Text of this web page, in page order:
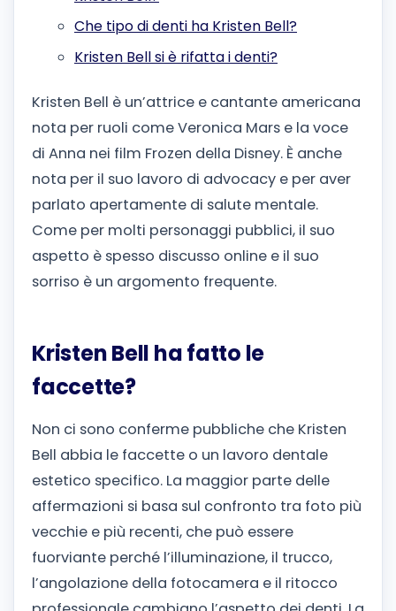
Che tipo di denti ha Kristen Bell?
Kristen Bell si è rifatta i denti?
Kristen Bell è un’attrice e cantante americana
nota per ruoli come Veronica Mars e la voce
di Anna nei film Frozen della Disney. È anche
nota per il suo lavoro di advocacy e per aver
parlato apertamente di salute mentale.
Come per molti personaggi pubblici, il suo
aspetto è spesso discusso online e il suo
sorriso è un argomento frequente.
Kristen Bell ha fatto le
faccette?
Non ci sono conferme pubbliche che Kristen
Bell abbia le faccette o un lavoro dentale
estetico specifico. La maggior parte delle
affermazioni si basa sul confronto tra foto più
vecchie e più recenti, che può essere
fuorviante perché l’illuminazione, il trucco,
l’angolazione della fotocamera e il ritocco